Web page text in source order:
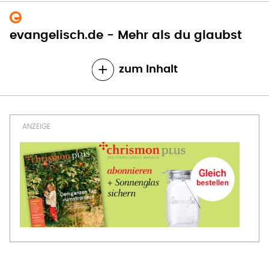
evangelisch.de - Mehr als du glaubst
zum Inhalt